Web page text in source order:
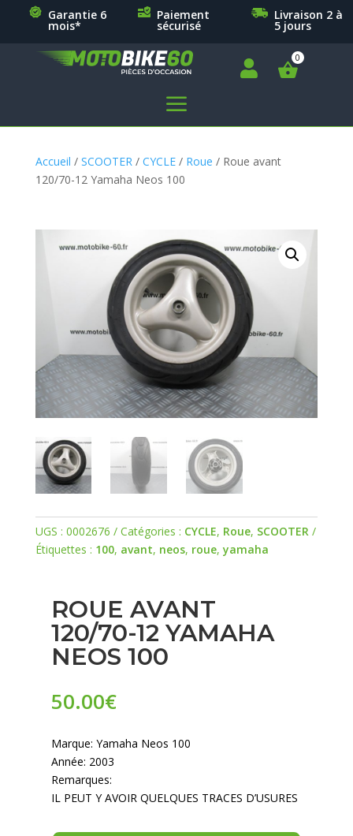
Garantie 6
mois*
Paiement
sécurisé
Livraison 2 à
5 jours

a
Accueil / SCOOTER / CYCLE/ Roue / Roue avant
120/70-12 Yamaha Neos 100
UGS : 0002676 Catégories : CYCLE, Roue, SCOOTER
Étiquettes : 100, avant, neos, roue,yamaha
ROUE AVANT
120/70-12 YAMAHA
NEOS 100
50.00€
Marque: Yamaha Neos 100
Année: 2003
Remarques:
IL PEUT Y AVOIR QUELQUES TRACES D’USURES